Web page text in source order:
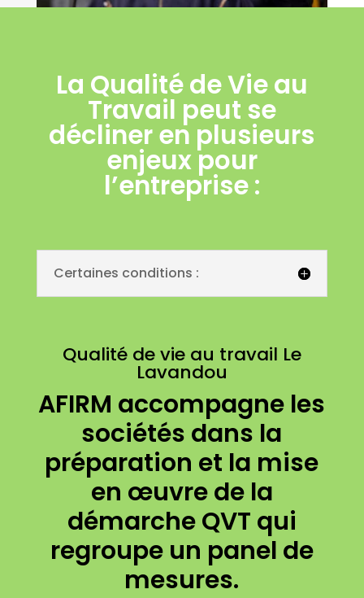
La Qualité de Vie au
Travail peut se
décliner en plusieurs
enjeux pour
l’entreprise :
Certaines conditions :
Qualité de vie au travail Le
Lavandou
AFIRM accompagne les
sociétés dans la
préparation et la mise
en œuvre de la
démarche QVT qui
regroupe un panel de
mesures.